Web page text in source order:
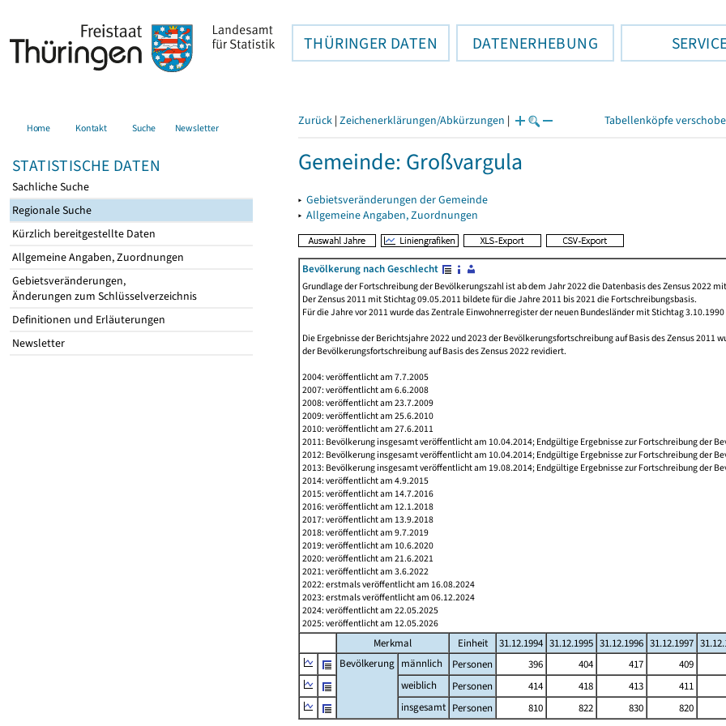
THÜRINGER DATEN DATENERHEBUNG
Home Kontakt Suche Newsletter
STATISTISCHE DATEN
Sachliche Suche
Regionale Suche
Kürzlich bereitgestellte Daten
Allgemeine Angaben, Zuordnungen
Gebietsveränderungen,
Änderungen zum Schlüsselverzeichnis
Definitionen und Erläuterungen
Newsletter
Zurück | Zeichenerklärungen/Abkürzungen | Tabellenköpfe
Gemeinde: Großvargula
▸ Gebietsveränderungen der Gemeinde
▸ Allgemeine Angaben, Zuordnungen
Bevölkerung nach Geschlecht
Grundlage der Fortschreibung der Bevölkerungszahl ist ab dem Jahr 2022 die Datenbasis des Zensus 2022
Der Zensus 2011 mit Stichtag 09.05.2011 bildete für die Jahre 2011 bis 2021 die Fortschreibungsbasis.
Für die Jahre vor 2011 wurde das Zentrale Einwohnerregister der neuen Bundesländer mit Stichtag
Die Ergebnisse der Berichtsjahre 2022 und 2023 der Bevölkerungsfortschreibung auf Basis des Zensus 2011
der Bevölkerungsfortschreibung auf Basis des Zensus 2022 revidiert.
2004: veröffentlicht am 7.7.2005
2007: veröffentlicht am 6.6.2008
2008: veröffentlicht am 23.7.2009
2009: veröffentlicht am 25.6.2010
2010: veröffentlicht am 27.6.2011
2011: Bevölkerung insgesamt veröffentlicht am 10.04.2014; Endgültige Ergebnisse zur Fortschreibung der
2012: Bevölkerung insgesamt veröffentlicht am 10.04.2014; Endgültige Ergebnisse zur Fortschreibung der
2013: Bevölkerung insgesamt veröffentlicht am 19.08.2014; Endgültige Ergebnisse zur Fortschreibung der
2014: veröffentlicht am 4.9.2015
2015: veröffentlicht am 14.7.2016
2016: veröffentlicht am 12.1.2018
2017: veröffentlicht am 13.9.2018
2018: veröffentlicht am 9.7.2019
2019: veröffentlicht am 10.6.2020
2020: veröffentlicht am 21.6.2021
2021: veröffentlicht am 3.6.2022
2022: erstmals veröffentlicht am 16.08.2024
2023: erstmals veröffentlicht am 06.12.2024
2024: veröffentlicht am 22.05.2025
2025: veröffentlicht am 12.05.2026
Merkmal Einheit 31.12.1994 31.12.1995 31.12.1996 31.12.1997
Bevölkerung männlich Personen 396 404 417
409
weiblich
Personen 414 418 413
411
insgesamt Personen 810 822 830 820